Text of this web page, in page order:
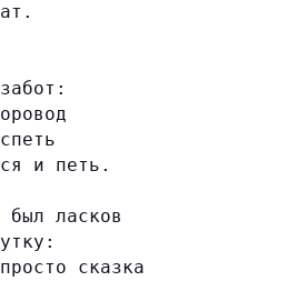
и петь.
был ласков
сказка